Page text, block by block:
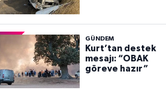
GÜNDEM
Kurt’tan destek
mesajı: “OBAK
göreve hazır”